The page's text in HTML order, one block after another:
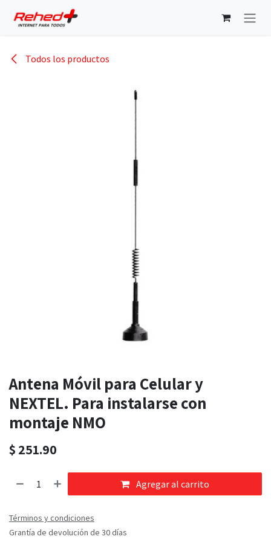
Todos los productos
Antena Móvil para Celular y
NEXTEL. Para instalarse con
montaje NMO
$ 251.90
Agregar al carrito
Términos y condiciones
Grantía de devolución de 30 días